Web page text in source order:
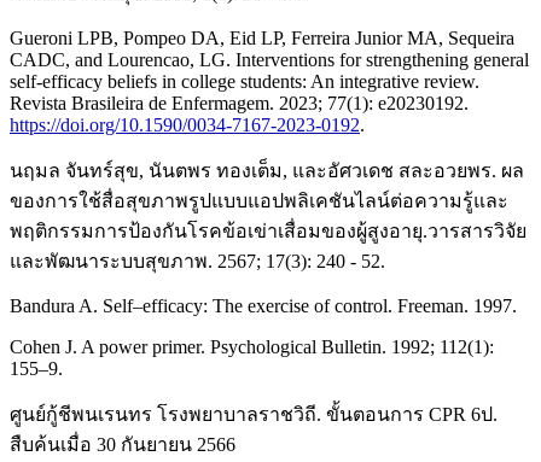
Gueroni LPB, Pompeo DA, Eid LP, Ferreira Junior MA, Sequeira
CADC, and Lourencao, LG. Interventions for strengthening general
self-efficacy beliefs in college students: An integrative review.
Revista Brasileira de Enfermagem. 2023; 77(1): e20230192.
https://doi.org/10.1590/0034-7167-2023-0192.
นฤมล จันทร์สุข, นันตพร ทองเต็ม, และอัศวเดช สละอวยพร. ผล
ของการใช้สื่อสุขภาพรูปแบบแอปพลิเคชันไลน์ต่อความรู้และ
พฤติกรรมการป้องกันโรคข้อเข่าเสื่อมของผู้สูงอายุ.วารสารวิจัย
และพัฒนาระบบสุขภาพ. 2567; 17(3): 240 - 52.
Bandura A. Self–efficacy: The exercise of control. Freeman. 1997.
Cohen J. A power primer. Psychological Bulletin. 1992; 112(1):
155–9.
ศูนย์กู้ชีพนเรนทร โรงพยาบาลราชวิถี. ขั้นตอนการ CPR 6ป.
สืบค้นเมื่อ 30 กันยายน 2566